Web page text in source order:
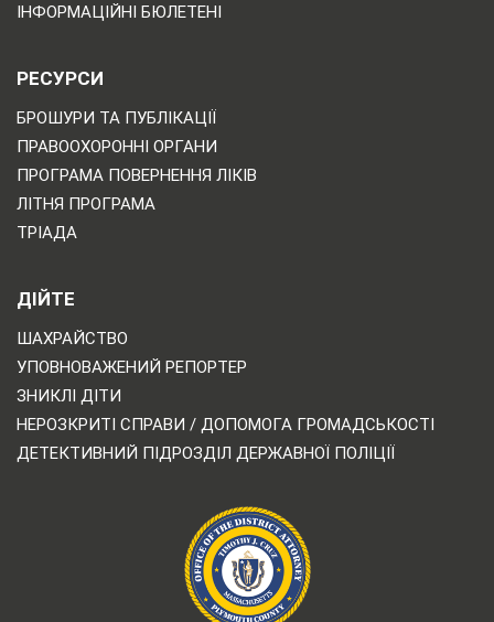
ІНФОРМАЦІЙНІ БЮЛЕТЕНІ
РЕСУРСИ
БРОШУРИ ТА ПУБЛІКАЦІЇ
ПРАВООХОРОННІ ОРГАНИ
ПРОГРАМА ПОВЕРНЕННЯ ЛІКІВ
ЛІТНЯ ПРОГРАМА
ТРІАДА
ДІЙТЕ
ШАХРАЙСТВО
УПОВНОВАЖЕНИЙ РЕПОРТЕР
ЗНИКЛІ ДІТИ
НЕРОЗКРИТІ СПРАВИ / ДОПОМОГА ГРОМАДСЬКОСТІ
ДЕТЕКТИВНИЙ ПІДРОЗДІЛ ДЕРЖАВНОЇ ПОЛІЦІЇ